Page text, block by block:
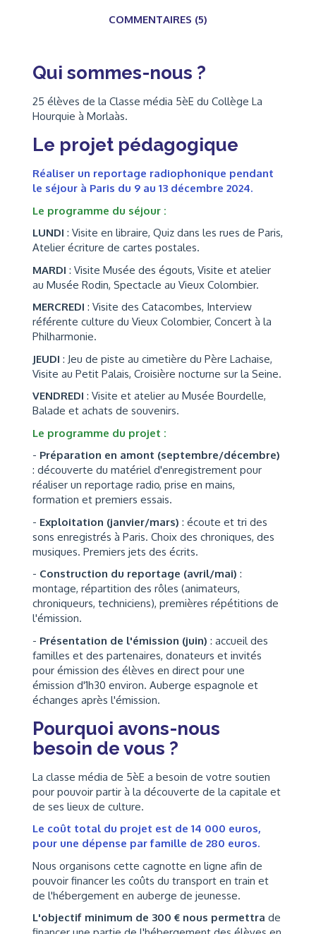
COMMENTAIRES (5)
Qui sommes-nous ?
25 élèves de la Classe média 5èE du Collège La
Hourquie à Morlaàs.
Le projet pédagogique
Réaliser un reportage radiophonique pendant
le séjour à Paris du 9 au 13 décembre 2024.
Le programme du séjour :
LUNDI : Visite en libraire, Quiz dans les rues de Paris,
Atelier écriture de cartes postales.
MARDI : Visite Musée des égouts, Visite et atelier
au Musée Rodin, Spectacle au Vieux Colombier.
MERCREDI : Visite des Catacombes, Interview
référente culture du Vieux Colombier, Concert à la
Philharmonie.
JEUDI : Jeu de piste au cimetière du Père Lachaise,
Visite au Petit Palais, Croisière nocturne sur la Seine.
VENDREDI : Visite et atelier au Musée Bourdelle,
Balade et achats de souvenirs.
Le programme du projet :
- Préparation en amont (septembre/décembre)
: découverte du matériel d'enregistrement pour
réaliser un reportage radio, prise en mains,
formation et premiers essais.
- Exploitation (janvier/mars) : écoute et tri des
sons enregistrés à Paris. Choix des chroniques, des
musiques. Premiers jets des écrits.
- Construction du reportage (avril/mai) :
montage, répartition des rôles (animateurs,
chroniqueurs, techniciens), premières répétitions de
l'émission.
- Présentation de l'émission (juin) : accueil des
familles et des partenaires, donateurs et invités
pour émission des élèves en direct pour une
émission d'1h30 environ. Auberge espagnole et
échanges après l'émission.
Pourquoi avons-nous
besoin de vous ?
La classe média de 5èE a besoin de votre soutien
pour pouvoir partir à la découverte de la capitale et
de ses lieux de culture.
Le coût total du projet est de 14 000 euros,
pour une dépense par famille de 280 euros.
Nous organisons cette cagnotte en ligne afin de
pouvoir financer les coûts du transport en train et
de l'hébergement en auberge de jeunesse.
L'objectif minimum de 300 € nous permettra de